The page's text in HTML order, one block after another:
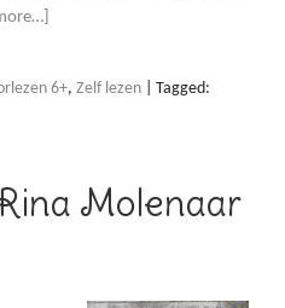
6+, Zelf lezen
Tagged:
Molenaar